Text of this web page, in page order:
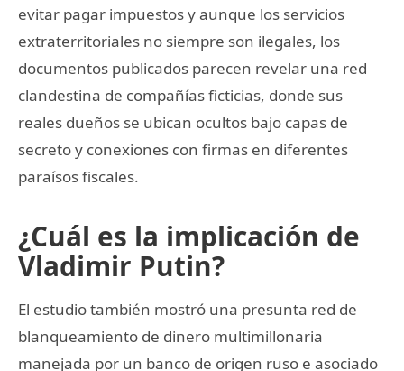
evitar pagar impuestos y aunque los servicios
extraterritoriales no siempre son ilegales, los
documentos publicados parecen revelar una red
clandestina de compañías ficticias, donde sus
reales dueños se ubican ocultos bajo capas de
secreto y conexiones con firmas en diferentes
paraísos fiscales.
¿Cuál es la implicación de
Vladimir Putin?
El estudio también mostró una presunta red de
blanqueamiento de dinero multimillonaria
manejada por un banco de origen ruso e asociado